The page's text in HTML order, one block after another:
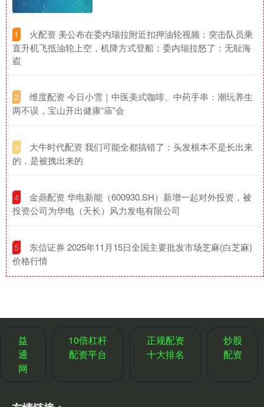
1
​火配资 美公布在委内瑞拉附近扣押油轮视频：突击队员乘
直升机飞抵油轮上空，机降方式登船；委内瑞拉怒了：无耻海
盗
2
​维度配资 今日小雪｜中医美式咖啡、中药手串：潮玩养生
两不误，宝山开出健康“庙”会
3
​大牛时代配资 我们可能全都搞错了：头发根本不是长出来
的，是被拽出来的
4
​金鼎配资 华电新能（600930.SH）新增一起对外投资，被
投资公司为华电（天长）风力发电有限公司
5
​东信证券 2025年11月15日全国主要批发市场芝麻(白芝麻)
价格行情
益
通
网
10倍杠杆
配资平台
正规配资
十大排名
炒股
配资